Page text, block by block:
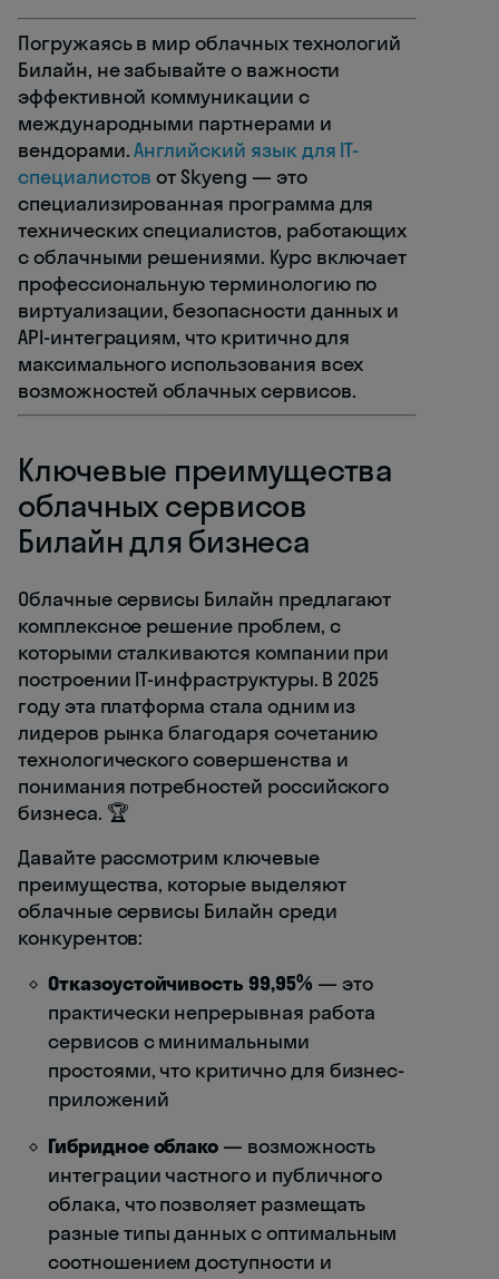
Погружаясь в мир облачных технологий
Билайн, не забывайте о важности
эффективной коммуникации с
международными партнерами и
вендорами.Английский язык для IT-
специалистов от Skyeng — это
специализированная программа для
технических специалистов, работающих
с облачными решениями. Курс включает
профессиональную терминологию по
виртуализации, безопасности данных и
API-интеграциям, что критично для
максимального использования всех
возможностей облачных сервисов.
Ключевые преимущества
облачных сервисов
Билайн для бизнеса
Облачные сервисы Билайн предлагают
комплексное решение проблем, с
которыми сталкиваются компании при
построении IT-инфраструктуры. В 2025
году эта платформа стала одним из
лидеров рынка благодаря сочетанию
технологического совершенства и
понимания потребностей российского
бизнеса. 🏆
Давайте рассмотрим ключевые
преимущества, которые выделяют
облачные сервисы Билайн среди
конкурентов:
Отказоустойчивость 99,95% — это
практически непрерывная работа
сервисов с минимальными
простоями, что критично для бизнес-
приложений
Гибридное облако — возможность
интеграции частного и публичного
облака, что позволяет размещать
разные типы данных с оптимальным
соотношением доступности и